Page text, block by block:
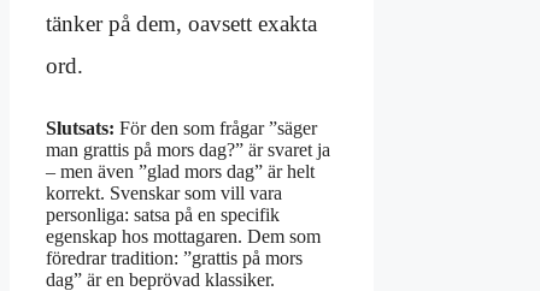
tänker på dem, oavsett exakta
ord.
Slutsats: För den som frågar ”säger
man grattis på mors dag?” är svaret ja
– men även ”glad mors dag” är helt
korrekt. Svenskar som vill vara
personliga: satsa på en specifik
egenskap hos mottagaren. Dem som
föredrar tradition: ”grattis på mors
dag” är en beprövad klassiker.